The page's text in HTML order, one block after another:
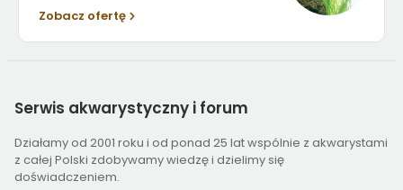
Zobacz ofertę
Serwis akwarystyczny i forum
Działamy od 2001 roku i od ponad 25 lat wspólnie z akwarystami
z całej Polski zdobywamy wiedzę i dzielimy się
doświadczeniem.